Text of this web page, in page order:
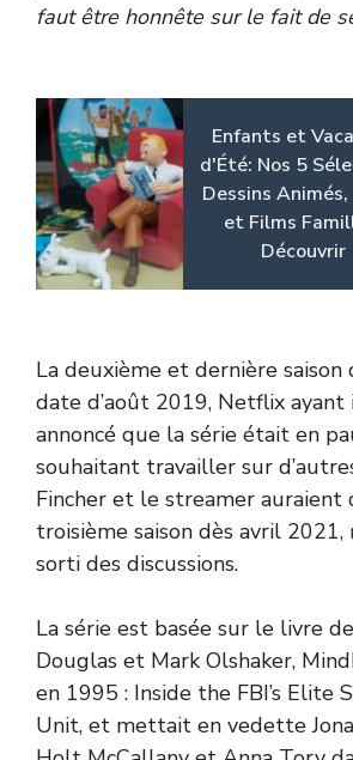
faut être honnête sur le fait de
Enfants et
d'Été: Nos 5
Dessins Animés,
et Films
Découvrir
La deuxième et dernière
date d’août 2019, Netflix
annoncé que la série était en
souhaitant travailler sur
Fincher et le streamer auraient
troisième saison dès avril 2021,
sorti des discussions.
La série est basée sur le livre
Douglas et Mark Olshaker,
en 1995 : Inside the FBI’s Elite
Unit, et mettait en vedette